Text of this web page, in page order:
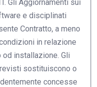
Gli Aggiornamenti sui
e disciplinati
Contratto, a meno
in relazione
installazione. Gli
sostituiscono o
concesse